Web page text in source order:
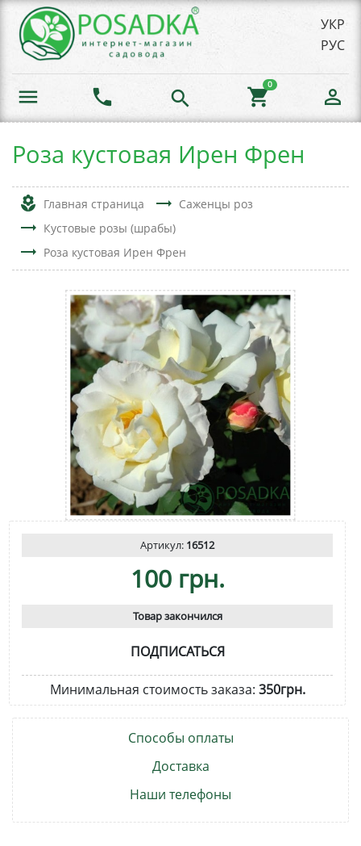
УКР
РУС
menu phone search shopping_cart
0
person_outline
Роза кустовая Ирен Френ
local_florist Главная страница trending_flat Саженцы роз
trending_flat Кустовые розы (шрабы)
trending_flat Роза кустовая Ирен Френ
Артикул: 16512
100 грн.
Товар закончился
ПОДПИСАТЬСЯ
Минимальная стоимость заказа: 350грн.
Способы оплаты
Доставка
Наши телефоны